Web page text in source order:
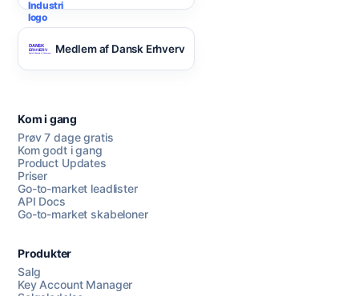
Medlem af Dansk Erhverv
Kom i gang
Prøv 7 dage gratis
Kom godt i gang
Product Updates
Priser
Go-to-market leadlister
API Docs
Go-to-market skabeloner
Produkter
Salg
Key Account Manager